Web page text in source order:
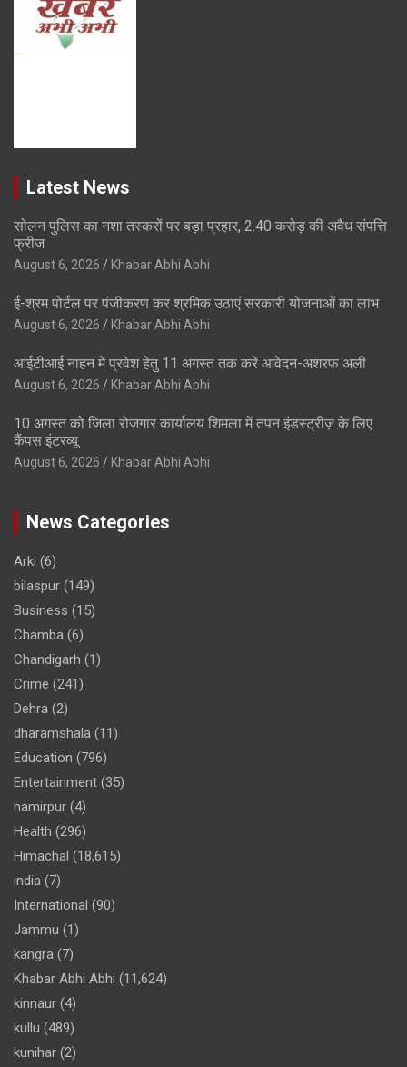
Latest News
सोलन पुलिस का नशा तस्करों पर बड़ा प्रहार, 2.40 करोड़ की अवैध संपत्ति
फ्रीज
August 6, 2026 Khabar Abhi Abhi
ई-श्रम पोर्टल पर पंजीकरण कर श्रमिक उठाएं सरकारी योजनाओं का लाभ
August 6, 2026 Khabar Abhi Abhi
आईटीआई नाहन में प्रवेश हेतु 11 अगस्त तक करें आवेदन-अशरफ अली
August 6, 2026 Khabar Abhi Abhi
10 अगस्त को जिला रोजगार कार्यालय शिमला में तपन इंडस्ट्रीज़ के लिए
कैंपस इंटरव्यू
August 6, 2026 Khabar Abhi Abhi
News Categories
Arki (6)
bilaspur (149)
Business (15)
Chamba (6)
Chandigarh (1)
Crime (241)
Dehra (2)
dharamshala (11)
Education (796)
Entertainment (35)
hamirpur (4)
Health (296)
Himachal (18,615)
india (7)
International (90)
Jammu (1)
kangra (7)
Khabar Abhi Abhi (11,624)
kinnaur (4)
kullu (489)
kunihar (2)